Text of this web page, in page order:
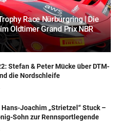
Race Nürburgring | Die
Oldtimer Grand Prix NBR
Stefan & Peter Mücke über DTM-
die Nordschleife
Joachim „Strietzel“ Stuck –
Sohn zur Rennsportlegende